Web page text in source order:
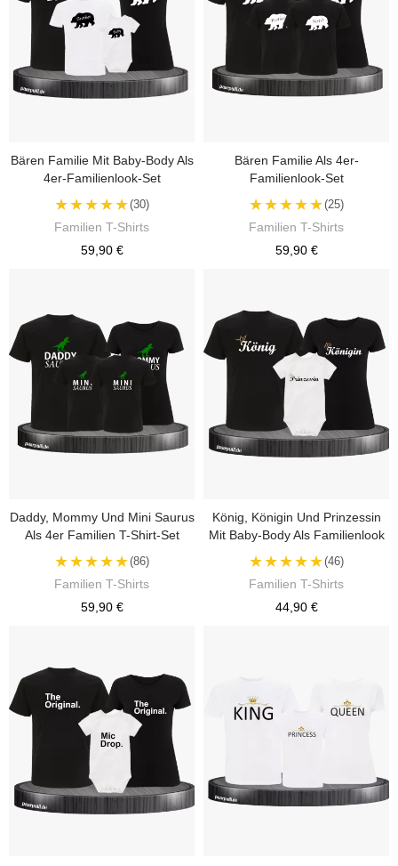
Bären Familie Mit Baby-Body Als
4er-Familienlook-Set
★★★★★(30)
Familien T-Shirts
59,90 €
Bären Familie Als 4er-
Familienlook-Set
★★★★★(25)
Familien T-Shirts
59,90 €
Daddy, Mommy Und Mini Saurus
Als 4er Familien T-Shirt-Set
★★★★★(86)
Familien T-Shirts
59,90 €
König, Königin Und Prinzessin
Mit Baby-Body Als Familienlook
★★★★★(46)
Familien T-Shirts
44,90 €